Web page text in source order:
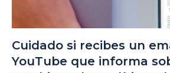
Cuidado si recibes un
YouTube que informa